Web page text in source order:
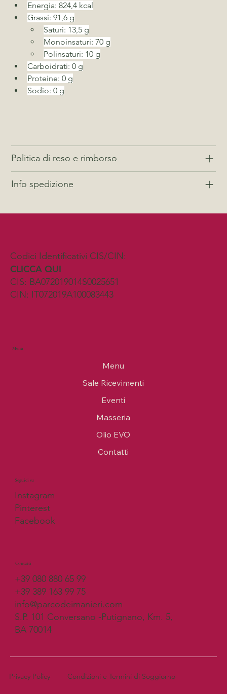
Energia: 824,4 kcal
Grassi: 91,6 g
Saturi: 13,5 g
Monoinsaturi: 70 g
Polinsaturi: 10 g
Carboidrati: 0 g
Proteine: 0 g
Sodio: 0 g
Politica di reso e rimborso
Info spedizione
Codici Identificativi CIS/CIN:
CLICCA QUI
CIS: BA072019014S0025651
CIN: IT072019A100083443
Menu
Menu
Sale Ricevimenti
Eventi
Masseria
Olio EVO
Contatti
Seguici su
Instagram
Pinterest
Facebook
Contatti
+39 080 880 65 99
+39 389 163 99 75
info@parcodeimanieri.com
S.P. 101 Conversano -Putignano, Km. 5,
BA 70014
Privacy Policy Condizioni e Termini di Soggiorno